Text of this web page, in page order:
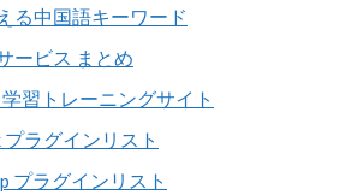
る中国語キーワード
ービス まとめ
習トレーニングサイト
プラグインリスト
プラグインリスト